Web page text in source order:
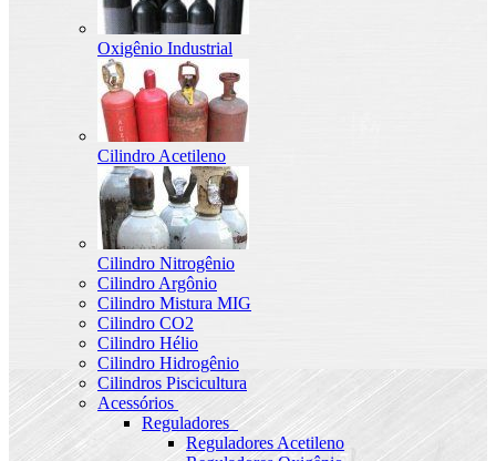
Oxigênio Industrial
Cilindro Acetileno
Cilindro Nitrogênio
Cilindro Argônio
Cilindro Mistura MIG
Cilindro CO2
Cilindro Hélio
Cilindro Hidrogênio
Cilindros Piscicultura
Acessórios
Reguladores
Reguladores Acetileno